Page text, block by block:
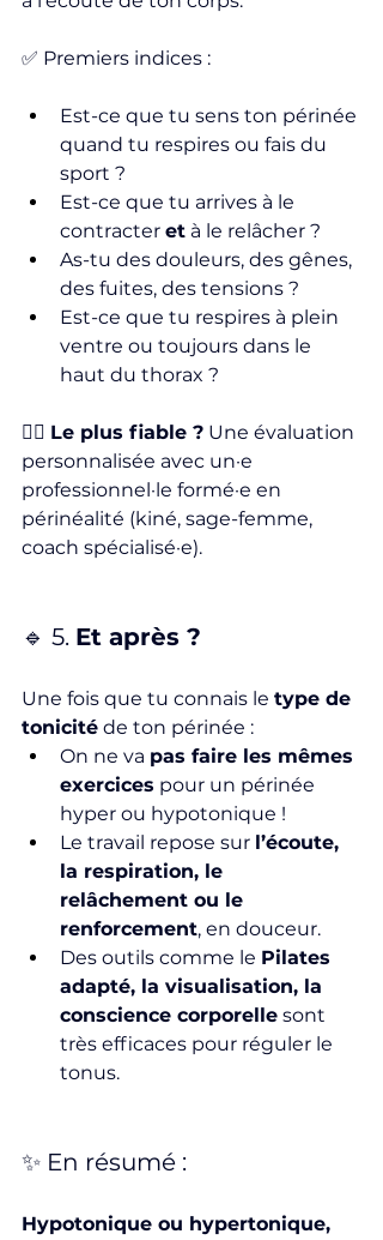
✅ Premiers indices :
Est-ce que tu sens ton périnée
quand tu respires ou fais du
sport ?
Est-ce que tu arrives à le
contracter et à le relâcher ?
As-tu des douleurs, des gênes,
des fuites, des tensions ?
Est-ce que tu respires à plein
ventre ou toujours dans le
haut du thorax ?
👩‍⚕️ Le plus fiable ? Une évaluation
personnalisée avec un·e
professionnel·le formé·e en
périnéalité (kiné, sage-femme,
coach spécialisé·e).
🔹 5. Et après ?
Une fois que tu connais le type de
tonicité de ton périnée :
On ne va pas faire les mêmes
exercices pour un périnée
hyper ou hypotonique !
Le travail repose sur l’écoute,
la respiration, le
relâchement ou le
renforcement, en douceur.
Des outils comme le Pilates
adapté, la visualisation, la
conscience corporelle sont
très efficaces pour réguler le
tonus.
✨ En résumé :
Hypotonique ou hypertonique,